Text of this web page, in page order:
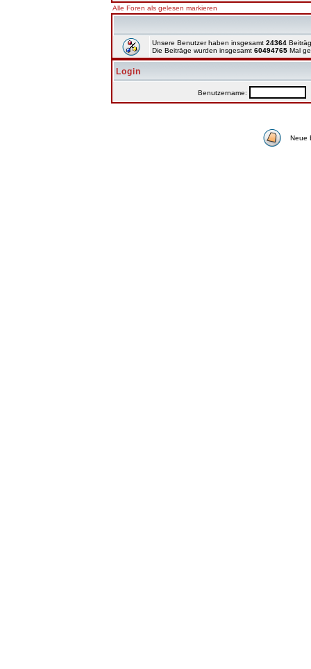
Alle Foren als gelesen markieren
Unsere Benutzer haben insgesamt 24364
Die Beiträge wurden insgesamt 60494765 Mal
Login
Benutzername:
Neue